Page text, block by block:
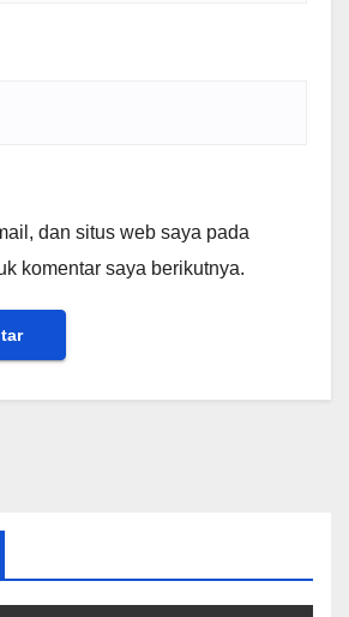
dan situs web saya pada
komentar saya berikutnya.